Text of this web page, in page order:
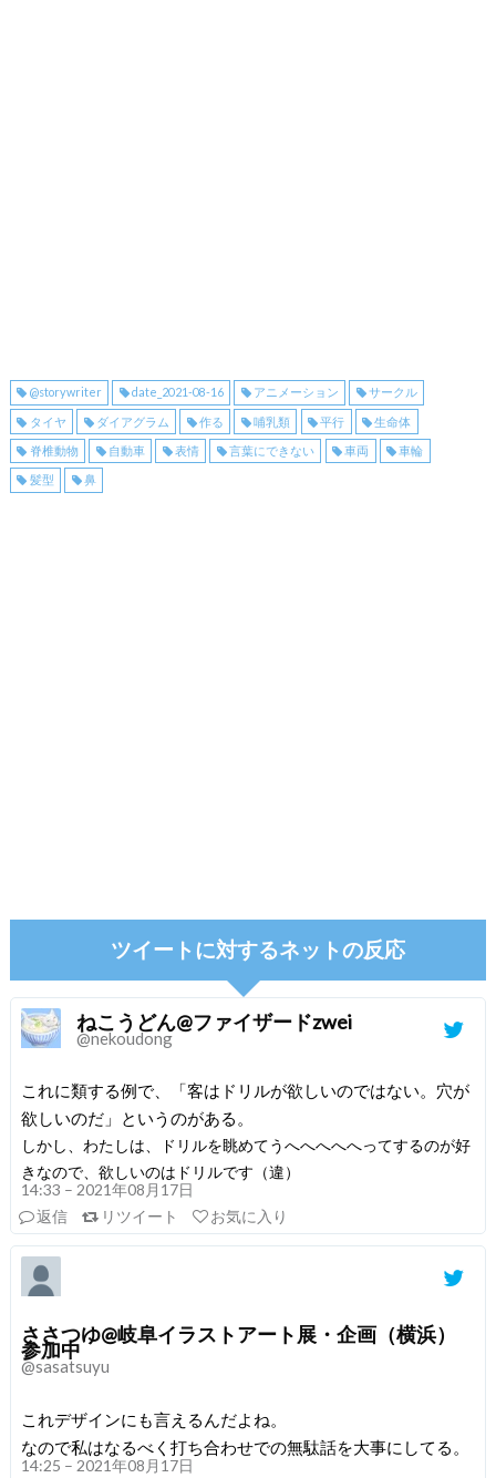
@storywriter date_2021-08-16 アニメーション サークル
タイヤ ダイアグラム 作る 哺乳類 平行 生命体
脊椎動物 自動車 表情 言葉にできない 車両 車輪
髪型 鼻
ツイートに対するネットの反応
ねこうどん@ファイザードzwei
@nekoudong
これに類する例で、「客はドリルが欲しいのではない。穴が
欲しいのだ」というのがある。
しかし、わたしは、ドリルを眺めてうへへへへへってするのが好
きなので、欲しいのはドリルです（違）
14:33 – 2021年08月17日
返信
リツイート お気に入り
ささつゆ@岐阜イラストアート展・企画（横浜）
参加中
@sasatsuyu
これデザインにも言えるんだよね。
なので私はなるべく打ち合わせでの無駄話を大事にしてる。
14:25 – 2021年08月17日